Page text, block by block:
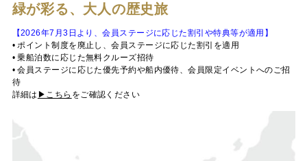
緑が彩る、大人の歴史旅
【2026年7月3日より、会員ステージに応じた割引や特典等が適用】
• ポイント制度を廃止し、会員ステージに応じた割引を適用
• 乗船泊数に応じた無料クルーズ招待
• 会員ステージに応じた優先予約や船内優待、会員限定イベントへのご招
待
詳細は ▶こちら をご確認ください